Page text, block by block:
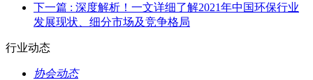
下一篇 : 深度解析！一文详细了解2021年中国环保行业
发展现状、细分市场及竞争格局
行业动态
协会动态